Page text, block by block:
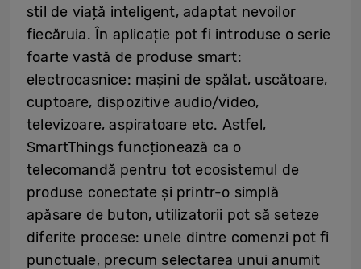
stil de viață inteligent, adaptat nevoilor
fiecăruia. În aplicație pot fi introduse o serie
foarte vastă de produse smart:
electrocasnice: mașini de spălat, uscătoare,
cuptoare, dispozitive audio/video,
televizoare, aspiratoare etc. Astfel,
SmartThings funcționează ca o
telecomandă pentru tot ecosistemul de
produse conectate și printr-o simplă
apăsare de buton, utilizatorii pot să seteze
diferite procese: unele dintre comenzi pot fi
punctuale, precum selectarea unui anumit